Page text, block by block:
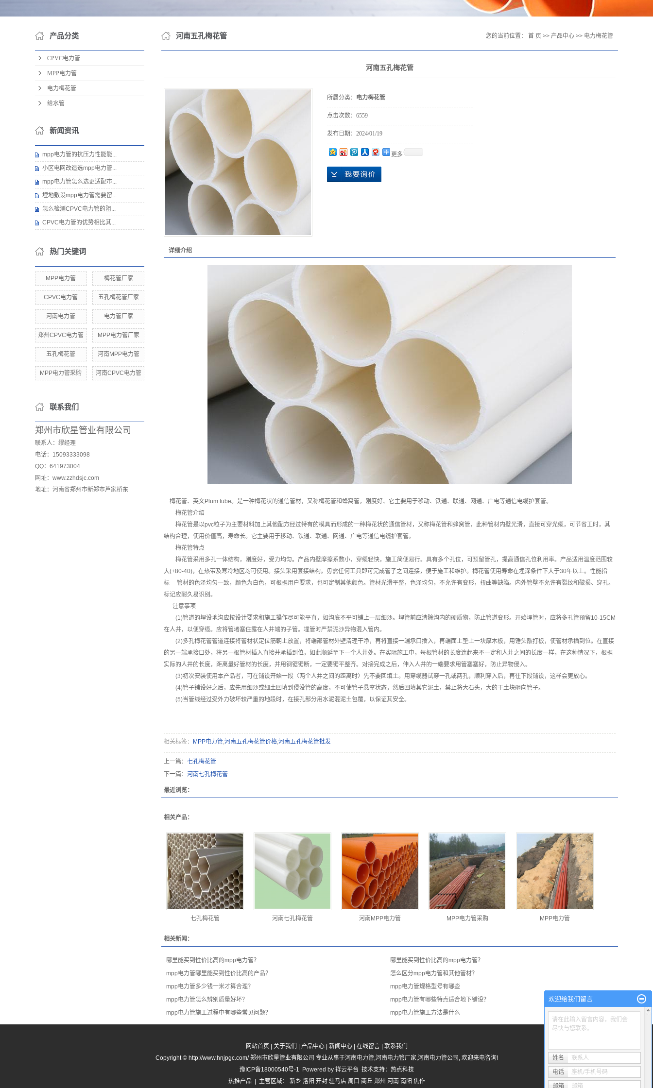
产品分类
CPVC电力管
MPP电力管
电力梅花管
给水管
新闻资讯
mpp电力管的抗压力性能能...
小区电网改造选mpp电力管...
mpp电力管怎么选更适配市...
埋地敷设mpp电力管需要留...
怎么检测CPVC电力管的阻...
CPVC电力管的优势相比其...
热门关键词
MPP电力管 梅花管厂家
CPVC电力管 五孔梅花管厂家
河南电力管 电力管厂家
郑州CPVC电力管 MPP电力管厂家
五孔梅花管 河南MPP电力管
MPP电力管采购 河南CPVC电力管
联系我们
郑州市欣星管业有限公司
联系人：缪经理
电话：15093333098
QQ：641973004
网址：www.zzhdsjc.com
地址：河南省郑州市新郑市芦家桥东
河南五孔梅花管 您的当前位置： 首 页 >> 产品中心 >> 电力梅花管
河南五孔梅花管
所属分类： 电力梅花管
点击次数： 6559
发布日期： 2024/01/19
更多
详细介绍
梅花管、英文Plum tube。是一种梅花状的通信管材，又称梅花管和蜂窝管，刚度好、它主要用于移动、铁通、联通、网通、广电等通信电缆护套管。
梅花管介绍
梅花管是以pvc粒子为主要材料加上其他配方经过特有的模具而形成的一种梅花状的通信管材，又称梅花管和蜂窝管，此种管材内壁光滑，直接可穿光缆，可节省工时，其
结构合理，使用价值高，寿命长。它主要用于移动、铁通、联通、网通、广电等通信电缆护套管。
梅花管特点
梅花管采用多孔一体结构，刚度好，受力均匀。产品内壁摩擦系数小，穿缆轻快，施工简便易行。具有多个孔位，可预留管孔，提高通信孔位利用率。产品适用温度范围较
大(+80-40)，在热带及寒冷地区均可使用。接头采用套接结构。毋需任何工具即可完成管子之间连接，便于施工和维护。梅花管使用寿命在埋深条件下大于30年以上。性能指
标 管材的色泽均匀一致，颜色为白色，可根据用户要求，也可定制其他颜色。管材光滑平整，色泽均匀，不允许有变形，扭曲等缺陷。内外管壁不允许有裂纹和破损、穿孔。
标记应耐久易识别。
注意事项
(1)管道的埋设地沟应按设计要求和施工操作尽可能平直，如沟底不平可铺上一层细沙。埋管前应清除沟内的硬质物，防止管道变形。开始埋管时，应将多孔管预留10-15CM
在人井，以便穿缆。应将管堵塞住露在人井端的子管。埋管时严禁泥沙异物混入管内。
(2)多孔梅花管管道连接将管材状定位筋朝上放置，将端部管材外壁清理干净，再将直接一端承口插入，再端面上垫上一块厚木板，用锤头敲打板，使管材承插到位。在直接
的另一端承接口处，将另一根管材插入直接并承插到位，如此顺延至下一个人井处。在实际施工中，每根管材的长度连起来不一定和人井之间的长度一样，在这种情况下，根据
实际的人井的长度，距离量好管材的长度，并用钢锯锯断，一定要锯平整齐。对接完成之后，伸入人井的一端要求用管塞塞好，防止异物侵入。
(3)初次安装使用本产品者，可在铺设开始一段〈两个人井之间的距离时〉先不要回填土。用穿缆器试穿一孔或两孔，顺利穿入后，再往下段铺设，这样会更放心。
(4)管子铺设好之后，应先用细沙或细土回填到侵没管的高度，不可使管子悬空状态，然后回填其它泥土，禁止将大石头，大的干土块砸向管子。
(5)当管线经过受外力破坏较严重的地段时，在接孔部分用水泥混泥土包覆，以保证其安全。
相关标签： MPP电力管,河南五孔梅花管价格,河南五孔梅花管批发
上一篇： 七孔梅花管
下一篇： 河南七孔梅花管
最近浏览：
相关产品：
七孔梅花管 河南七孔梅花管 河南MPP电力管 MPP电力管采购 MPP电力管
相关新闻：
哪里能买到性价比高的mpp电力管？
哪里能买到性价比高的mpp电力管？
mpp电力管哪里能买到性价比高的产品？
怎么区分mpp电力管和其他管材？
mpp电力管多少钱一米才算合理？
mpp电力管规格型号有哪些
mpp电力管怎么辨别质量好坏？
mpp电力管有哪些特点适合地下铺设？
mpp电力管施工过程中有哪些常见问题？
mpp电力管施工方法是什么
网站首页 关于我们 产品中心| 新闻中心| 在线留言| 联系我们
Copyright © http://www.hnjpgc.com/ 郑州市欣星管业有限公司 专业从事于河南电力管,河南电力管厂家,河南电力管公司 , 欢迎来电咨询!
豫ICP备18000540号-1 Powered by 祥云平台 技术支持： 热点科技
热推产品 | 主营区域： 新乡 洛阳 开封 驻马店 周口 商丘 郑州 河南 南阳 焦作
欢迎给我们留言
请在此输入留言内容，我们会
尽快与您联系。
姓名 联系人
电话 座机/手机号码
邮箱 邮箱